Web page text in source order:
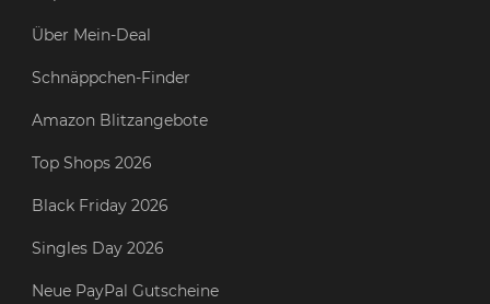
Über Mein-Deal
Schnäppchen-Finder
Amazon Blitzangebote
Top Shops 2026
Black Friday 2026
Singles Day 2026
Neue PayPal Gutscheine